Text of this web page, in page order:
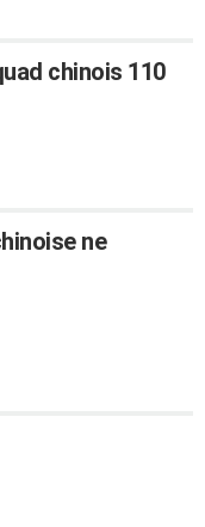
chinois 110
ne